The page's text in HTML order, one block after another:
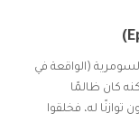
(الواقعة في
كان ظالمًا
له، فخلقوا